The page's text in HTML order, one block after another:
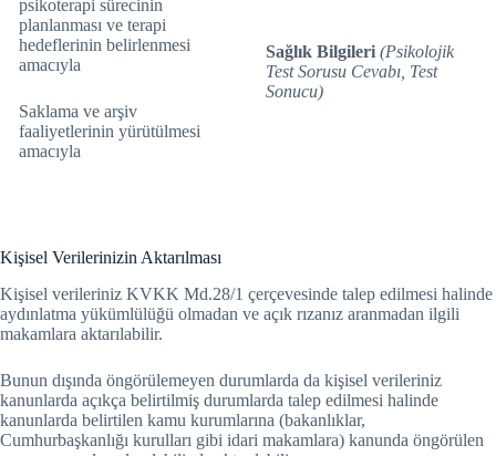
psikoterapi sürecinin
planlanması ve terapi
hedeflerinin belirlenmesi
amacıyla
Saklama ve arşiv
faaliyetlerinin yürütülmesi
amacıyla
Sağlık Bilgileri (Psikolojik
Test Sorusu Cevabı, Test
Sonucu)
Kişisel Verilerinizin Aktarılması
Kişisel verileriniz KVKK Md.28/1 çerçevesinde talep edilmesi halinde
aydınlatma yükümlülüğü olmadan ve açık rızanız aranmadan ilgili
makamlara aktarılabilir.
Bunun dışında öngörülemeyen durumlarda da kişisel verileriniz
kanunlarda açıkça belirtilmiş durumlarda talep edilmesi halinde
kanunlarda belirtilen kamu kurumlarına (bakanlıklar,
Cumhurbaşkanlığı kurulları gibi idari makamlara) kanunda öngörülen